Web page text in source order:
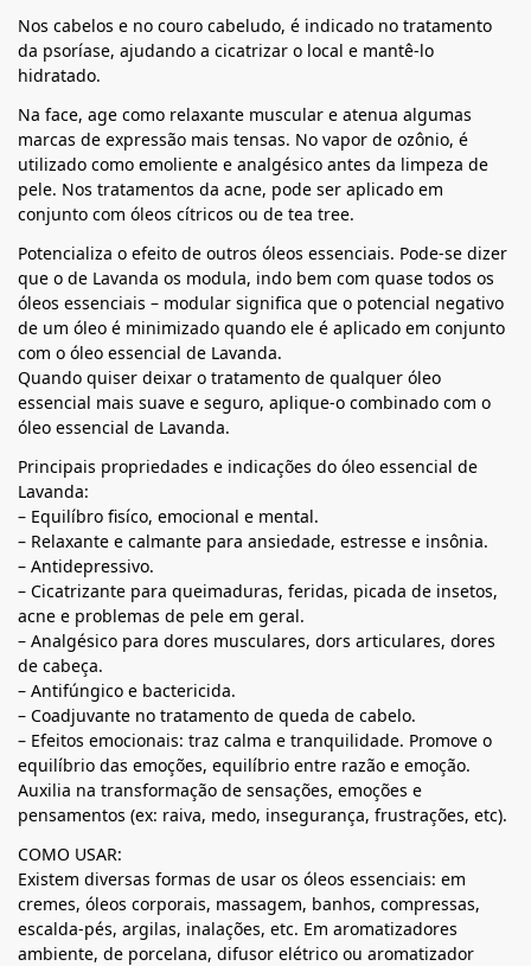
Nos cabelos e no couro cabeludo, é indicado no tratamento
da psoríase, ajudando a cicatrizar o local e mantê-lo
hidratado.
Na face, age como relaxante muscular e atenua algumas
marcas de expressão mais tensas. No vapor de ozônio, é
utilizado como emoliente e analgésico antes da limpeza de
pele. Nos tratamentos da acne, pode ser aplicado em
conjunto com óleos cítricos ou de tea tree.
Potencializa o efeito de outros óleos essenciais. Pode-se dizer
que o de Lavanda os modula, indo bem com quase todos os
óleos essenciais – modular significa que o potencial negativo
de um óleo é minimizado quando ele é aplicado em conjunto
com o óleo essencial de Lavanda.
Quando quiser deixar o tratamento de qualquer óleo
essencial mais suave e seguro, aplique-o combinado com o
óleo essencial de Lavanda.
Principais propriedades e indicações do óleo essencial de
Lavanda:
– Equilíbro fisíco, emocional e mental.
– Relaxante e calmante para ansiedade, estresse e insônia.
– Antidepressivo.
– Cicatrizante para queimaduras, feridas, picada de insetos,
acne e problemas de pele em geral.
– Analgésico para dores musculares, dors articulares, dores
de cabeça.
– Antifúngico e bactericida.
– Coadjuvante no tratamento de queda de cabelo.
– Efeitos emocionais: traz calma e tranquilidade. Promove o
equilíbrio das emoções, equilíbrio entre razão e emoção.
Auxilia na transformação de sensações, emoções e
pensamentos (ex: raiva, medo, insegurança, frustrações, etc).
COMO USAR:
Existem diversas formas de usar os óleos essenciais: em
cremes, óleos corporais, massagem, banhos, compressas,
escalda-pés, argilas, inalações, etc. Em aromatizadores
ambiente, de porcelana, difusor elétrico ou aromatizador